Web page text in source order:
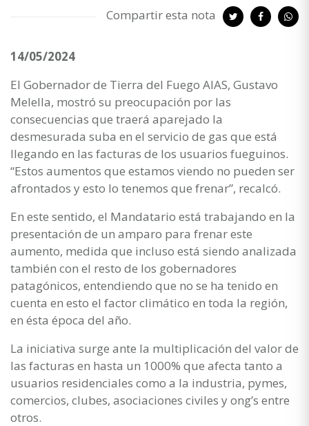
Compartir esta nota
14/05/2024
El Gobernador de Tierra del Fuego AIAS, Gustavo
Melella, mostró su preocupación por las
consecuencias que traerá aparejado la
desmesurada suba en el servicio de gas que está
llegando en las facturas de los usuarios fueguinos.
“Estos aumentos que estamos viendo no pueden ser
afrontados y esto lo tenemos que frenar”, recalcó.
En este sentido, el Mandatario está trabajando en la
presentación de un amparo para frenar este
aumento, medida que incluso está siendo analizada
también con el resto de los gobernadores
patagónicos, entendiendo que no se ha tenido en
cuenta en esto el factor climático en toda la región,
en ésta época del año.
La iniciativa surge ante la multiplicación del valor de
las facturas en hasta un 1000% que afecta tanto a
usuarios residenciales como a la industria, pymes,
comercios, clubes, asociaciones civiles y ong’s entre
otros.